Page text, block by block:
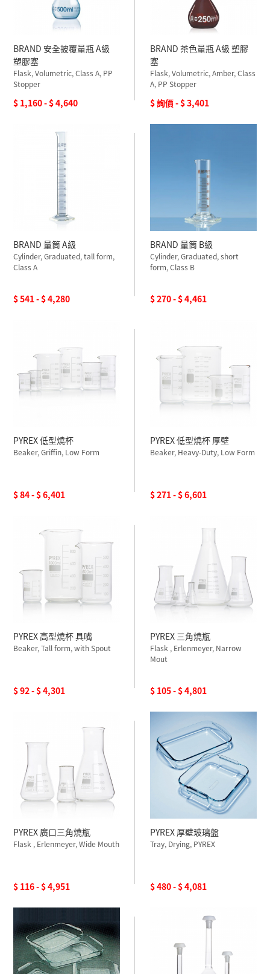
BRAND 安全披覆量瓶 A級
塑膠塞
Flask, Volumetric, Class A, PP
Stopper
$ 1,160 - $ 4,640
BRAND 茶色量瓶 A級 塑膠
塞
Flask, Volumetric, Amber, Class
A, PP Stopper
$ 詢價 - $ 3,401
BRAND 量筒 A級
Cylinder, Graduated, tall form,
Class A
$ 541 - $ 4,280
BRAND 量筒 B級
Cylinder, Graduated, short
form, Class B
$ 270 - $ 4,461
PYREX 低型燒杯
Beaker, Griffin, Low Form
$ 84 - $ 6,401
PYREX 低型燒杯 厚壁
Beaker, Heavy-Duty, Low Form
$ 271 - $ 6,601
PYREX 高型燒杯 具嘴
Beaker, Tall form, with Spout
$ 92 - $ 4,301
PYREX 三角燒瓶
Flask , Erlenmeyer, Narrow
Mout
$ 105 - $ 4,801
PYREX 廣口三角燒瓶
Flask , Erlenmeyer, Wide Mouth
$ 116 - $ 4,951
PYREX 厚壁玻璃盤
Tray, Drying, PYREX
$ 480 - $ 4,081